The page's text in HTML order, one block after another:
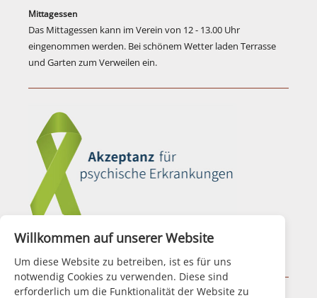
Mittagessen
Das Mittagessen kann im Verein von 12 - 13.00 Uhr
eingenommen werden. Bei schönem Wetter laden Terrasse
und Garten zum Verweilen ein.
Willkommen auf unserer Website
Um diese Website zu betreiben, ist es für uns
notwendig Cookies zu verwenden. Diese sind
erforderlich um die Funktionalität der Website zu